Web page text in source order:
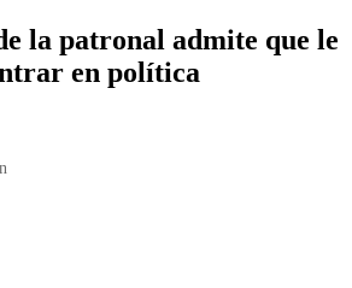
la patronal admite que le
en política